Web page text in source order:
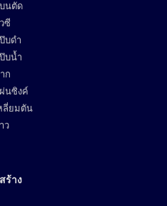
นตัด
ซี
บดำ
บน้ำ
ก
นซิงค์
ลี่ยมตัน
ว
ร้าง